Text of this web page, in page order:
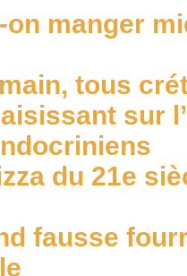
on manger
tous
sur
du 21e
fausse